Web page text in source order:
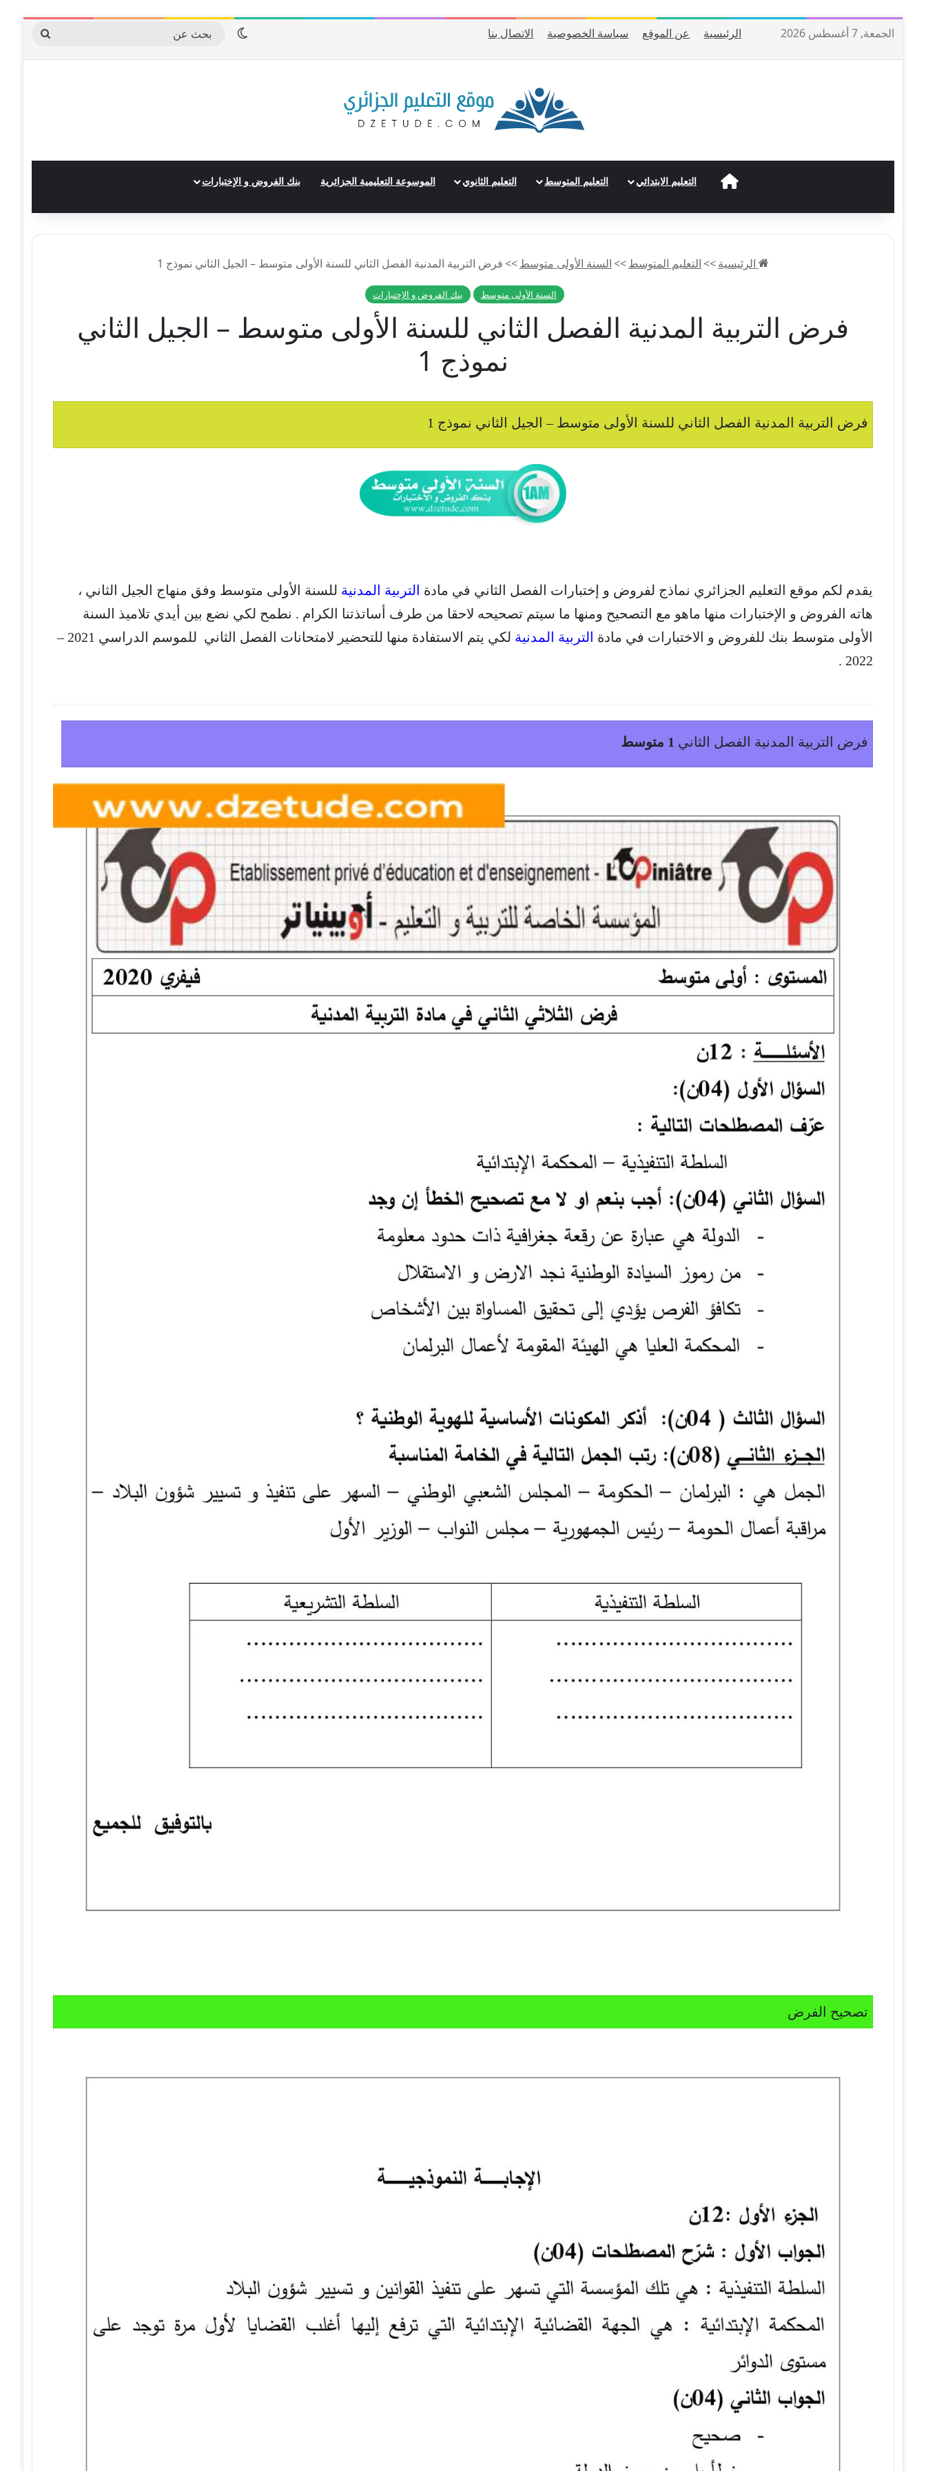
الجمعة, 7 أغسطس 2026 الرئيسية عن الموقع سياسة الخصوصية الاتصال بنا الوضع المظلم
بحث
عن
الرئيسيةالتعليم الابتدائي التعليم المتوسط التعليم الثانوي الموسوعة التعليمية الجزائرية بنك الفروض و الإختبارات
الرئيسية>>التعليم المتوسط>>السنة الأولى متوسط>>فرض التربية المدنية الفصل الثاني للسنة الأولى متوسط – الجيل الثاني نموذج 1
السنة الأولى متوسط بنك الفروض و الإختبارات
فرض التربية المدنية الفصل الثاني للسنة الأولى متوسط – الجيل الثاني
نموذج 1
فرض التربية المدنية الفصل الثاني للسنة الأولى متوسط – الجيل الثاني نموذج 1
يقدم لكم موقع التعليم الجزائري نماذج لفروض و إختبارات الفصل الثاني في مادة التربية المدنية للسنة الأولى متوسط وفق منهاج الجيل الثاني ،
هاته الفروض و الإختبارات منها ماهو مع التصحيح ومنها ما سيتم تصحيحه لاحقا من طرف أساتذتنا الكرام . نطمح لكي نضع بين أيدي تلاميذ السنة
الأولى متوسط بنك للفروض و الاختبارات في مادة التربية المدنية
لكي يتم الاستفادة منها للتحضير لامتحانات الفصل الثاني للموسم الدراسي 2021 –
2022 .
فرض التربية المدنية الفصل الثاني 1 متوسط
تصحيح الفرض